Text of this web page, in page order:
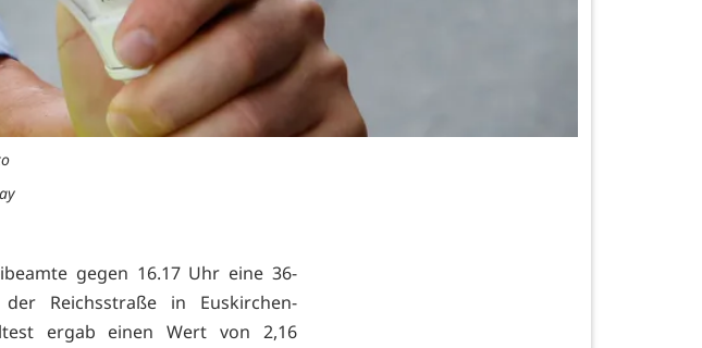
gegen 16.17 Uhr eine 36-
Reichsstraße in Euskirchen-
ergab einen Wert von 2,16